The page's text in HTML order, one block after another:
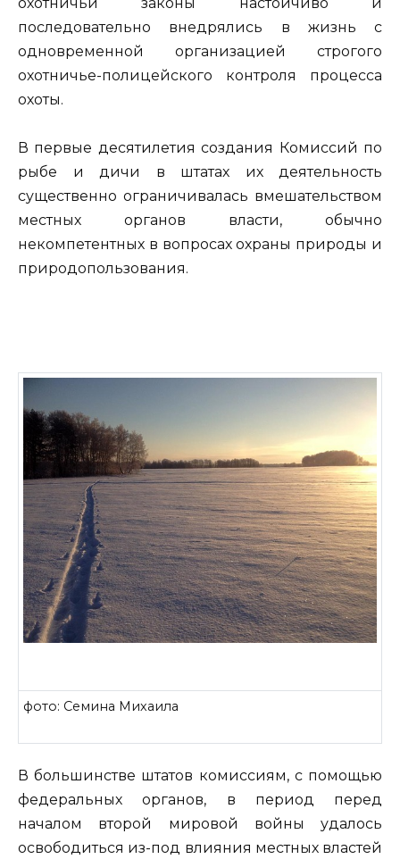
последовательно внедрялись в жизнь с
одновременной организацией строгого
охотничье-полицейского контроля процесса
охоты.
В первые десятилетия создания Комиссий по
рыбе и дичи в штатах их деятельность
существенно ограничивалась вмешательством
местных органов власти, обычно
некомпетентных в вопросах охраны природы и
природопользования.
фото: Семина Михаила
В большинстве штатов комиссиям, с помощью
федеральных органов, в период перед
началом второй мировой войны удалось
освободиться из-под влияния местных властей